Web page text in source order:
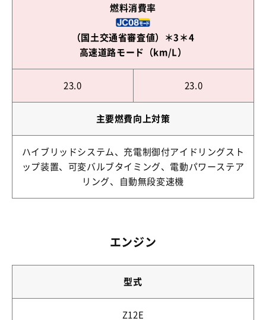
燃料消費率
（国土交通省審査値）＊3＊4
高速道路モード（km/L）
23.0 23.0
主要燃費向上対策
ハイブリッドシステム、充電制御付アイドリングスト
ップ装置、可変バルブタイミング、電動パワーステア
リング、自動無段変速機
エンジン
型式
Z12E